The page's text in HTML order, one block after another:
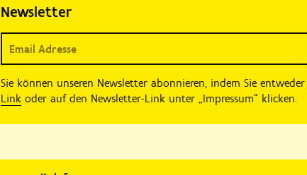
Newsletter
Sie können unseren Newsletter abonnieren, indem Sie
Link oder auf den Newsletter-Link unter „Impressum“ klicken.